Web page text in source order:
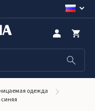
одежда